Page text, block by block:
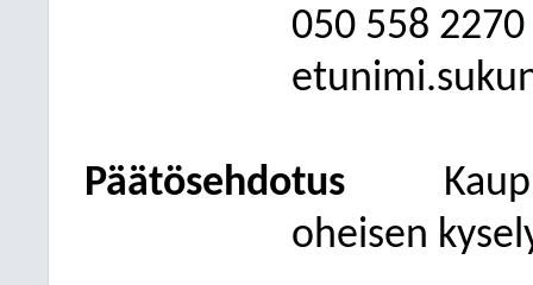
050 558 2270
Päätösehdotus
oheisen